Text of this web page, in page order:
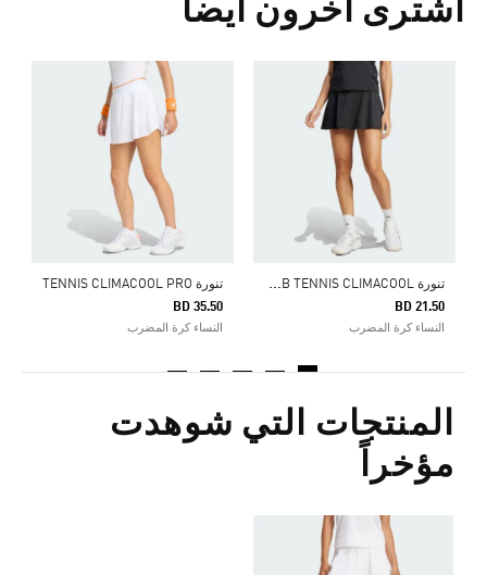
اشترى آخرون أيضا
ت
نورة CLUB TENNIS CLIMACOOL
BD 21.50
النساء كرة المضرب
تنورة TENNIS CLIMACOOL PRO
BD 35.50
النساء كرة المضرب
المنتجات التي شوهدت
مؤخراً